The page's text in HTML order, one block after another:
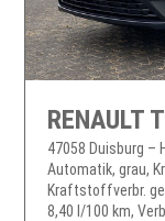
47058 Duisburg –
Automatik, grau,
Kraftstoffverbr.
8,40 l/100 km,